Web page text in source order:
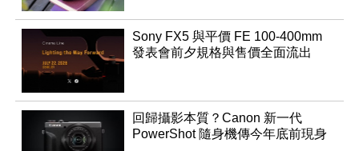
Sony FX5 與平價 FE 100-400mm
發表會前夕規格與售價全面流出
回歸攝影本質？Canon 新一代
PowerShot 隨身機傳今年底前現身